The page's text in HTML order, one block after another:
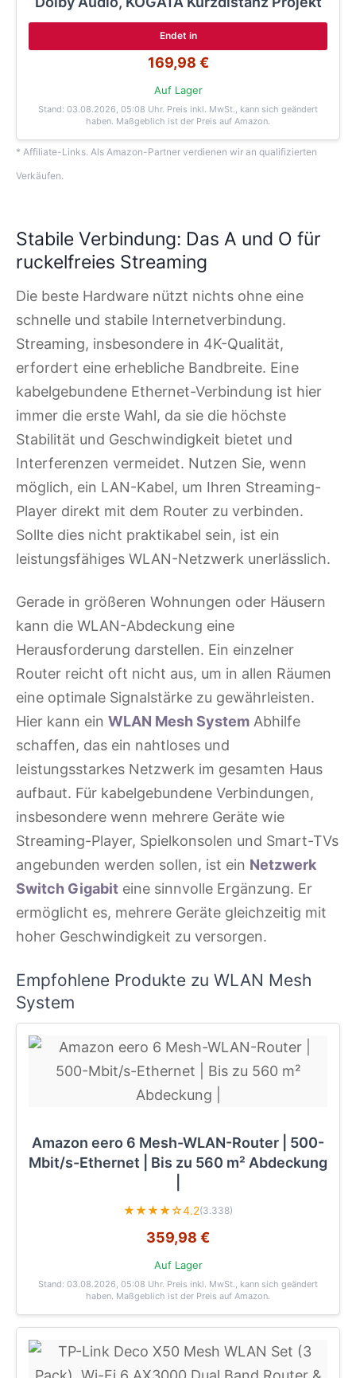
Endet in
169,98 €
Auf Lager
Stand: 03.08.2026, 05:08 Uhr. Preis inkl. MwSt., kann sich geändert
haben. Maßgeblich ist der Preis auf Amazon.
* Affiliate-Links. Als Amazon-Partner verdienen wir an qualifizierten
Verkäufen.
Stabile Verbindung: Das A und O für
ruckelfreies Streaming
Die beste Hardware nützt nichts ohne eine
schnelle und stabile Internetverbindung.
Streaming, insbesondere in 4K-Qualität,
erfordert eine erhebliche Bandbreite. Eine
kabelgebundene Ethernet-Verbindung ist hier
immer die erste Wahl, da sie die höchste
Stabilität und Geschwindigkeit bietet und
Interferenzen vermeidet. Nutzen Sie, wenn
möglich, ein LAN-Kabel, um Ihren Streaming-
Player direkt mit dem Router zu verbinden.
Sollte dies nicht praktikabel sein, ist ein
leistungsfähiges WLAN-Netzwerk unerlässlich.
Gerade in größeren Wohnungen oder Häusern
kann die WLAN-Abdeckung eine
Herausforderung darstellen. Ein einzelner
Router reicht oft nicht aus, um in allen Räumen
eine optimale Signalstärke zu gewährleisten.
Hier kann ein WLAN Mesh System Abhilfe
schaffen, das ein nahtloses und
leistungsstarkes Netzwerk im gesamten Haus
aufbaut. Für kabelgebundene Verbindungen,
insbesondere wenn mehrere Geräte wie
Streaming-Player, Spielkonsolen und Smart-TVs
angebunden werden sollen, ist ein Netzwerk
Switch Gigabit eine sinnvolle Ergänzung. Er
ermöglicht es, mehrere Geräte gleichzeitig mit
hoher Geschwindigkeit zu versorgen.
Empfohlene Produkte zu WLAN Mesh
System
Amazon eero 6 Mesh-WLAN-Router | 500-
Mbit/s-Ethernet | Bis zu 560 m² Abdeckung
★★★★☆4.2(3.338)
359,98 €
Auf Lager
Stand: 03.08.2026, 05:08 Uhr. Preis inkl. MwSt., kann sich geändert
haben. Maßgeblich ist der Preis auf Amazon.